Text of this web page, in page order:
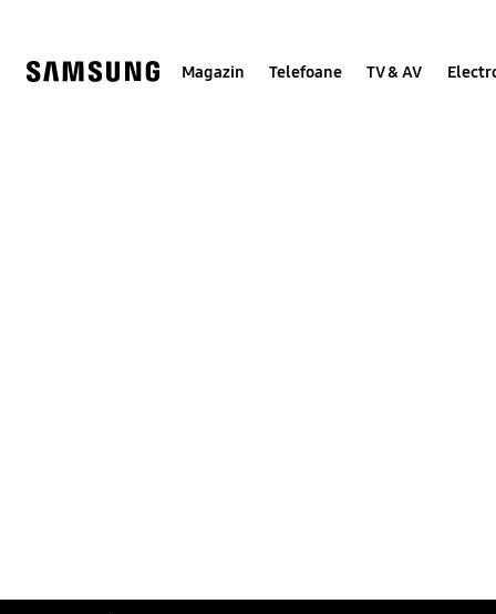
Magazin Telefoane TV & AV